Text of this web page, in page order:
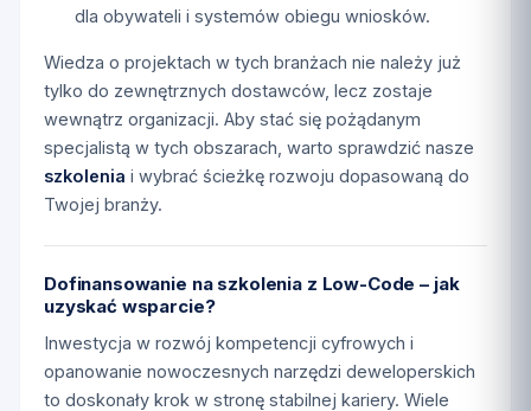
dla obywateli i systemów obiegu wniosków.
Wiedza o projektach w tych branżach nie należy już
tylko do zewnętrznych dostawców, lecz zostaje
wewnątrz organizacji. Aby stać się pożądanym
specjalistą w tych obszarach, warto sprawdzić nasze
szkolenia i wybrać ścieżkę rozwoju dopasowaną do
Twojej branży.
Dofinansowanie na szkolenia z Low-Code – jak
uzyskać wsparcie?
Inwestycja w rozwój kompetencji cyfrowych i
opanowanie nowoczesnych narzędzi deweloperskich
to doskonały krok w stronę stabilnej kariery. Wiele